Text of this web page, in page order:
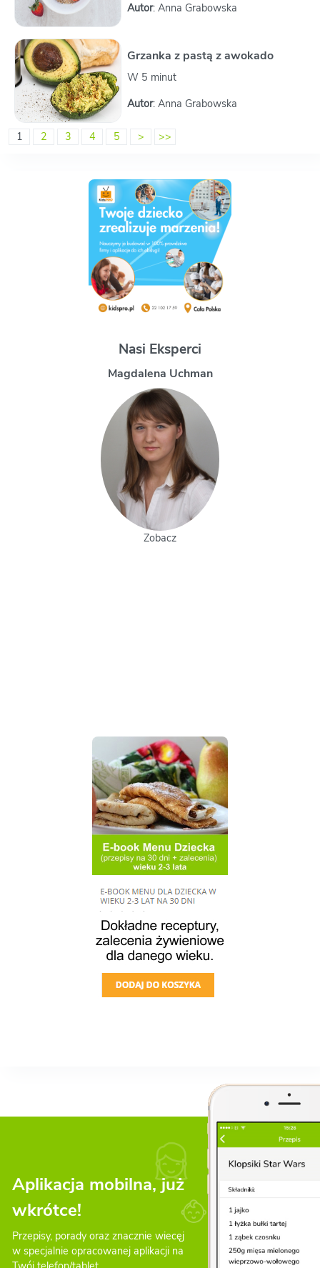
Autor: Anna Grabowska
Grzanka z pastą z awokado
W 5 minut
Autor: Anna Grabowska
1 2 3 4 5 > >>
Nasi Eksperci
Magdalena Uchman
Zobacz
Aplikacja mobilna, już
wkrótce!
Przepisy, porady oraz znacznie wiecęj
w specjalnie opracowanej aplikacji na